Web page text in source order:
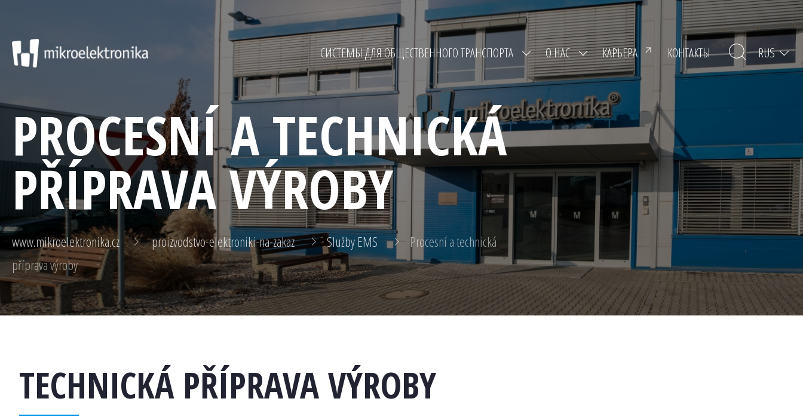
СИСТЕМЫ ДЛЯ ОБЩЕСТВЕННОГО ТРАНСПОРТА О НАС КАРЬЕРА КОНТАКТЫ RUS
PROCESNÍ A TECHNICKÁ
PŘÍPRAVA VÝROBY
www.mikroelektronika.cz proizvodstvo-elektroniki-na-zakaz Služby EMS
Procesní a technická
příprava výroby
TECHNICKÁ PŘÍPRAVA VÝROBY